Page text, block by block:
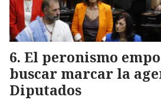
El peronismo
buscar marcar la
Diputados